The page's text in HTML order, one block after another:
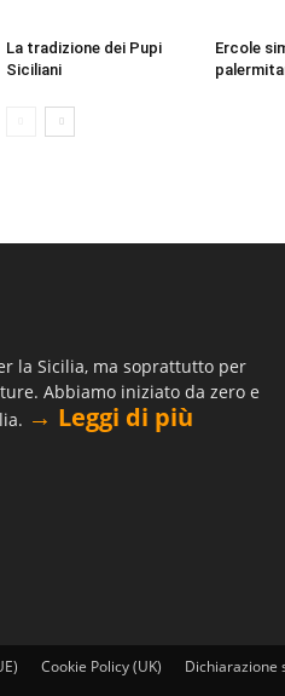
La tradizione dei Pupi
Siciliani
Ercole
la Sicilia, ma soprattutto per
Abbiamo iniziato da zero e
→ Leggi di più
Cookie Policy (UK) Dichiarazione